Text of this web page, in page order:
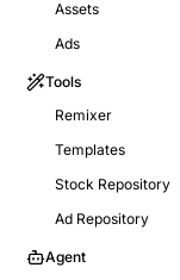
Assets
Ads
Tools
Remixer
Templates
Stock Repository
Ad Repository
Agent